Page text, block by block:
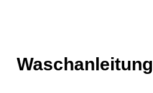
Waschanleitung